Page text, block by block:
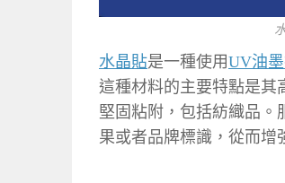
水晶貼是一種使用UV油
這種材料的主要特點是其
堅固粘附，包括紡織品。
果或者品牌標識，從而增